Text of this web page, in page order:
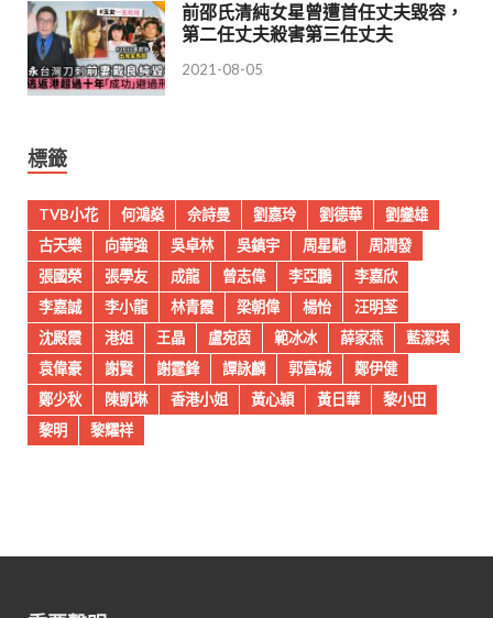
前邵氏清純女星曾遭首任丈夫毀容，
第二任丈夫殺害第三任丈夫
2021-08-05
標籤
TVB小花 何鴻燊 佘詩曼 劉嘉玲 劉德華
劉鑾雄
古天樂
向華強 吳卓林 吳鎮宇 周星馳
周潤發
張國榮
張學友 成龍 曾志偉 李亞鵬
李嘉欣
李嘉誠
李小龍 林青霞 梁朝偉 楊怡
汪明荃
沈殿霞
港姐 王晶 盧宛茵 範冰冰 薛家燕
藍潔瑛
袁偉豪
謝賢 謝霆鋒 譚詠麟 郭富城
鄭伊健
鄭少秋
陳凱琳 香港小姐 黃心穎 黃日華
黎小田
黎明
黎耀祥